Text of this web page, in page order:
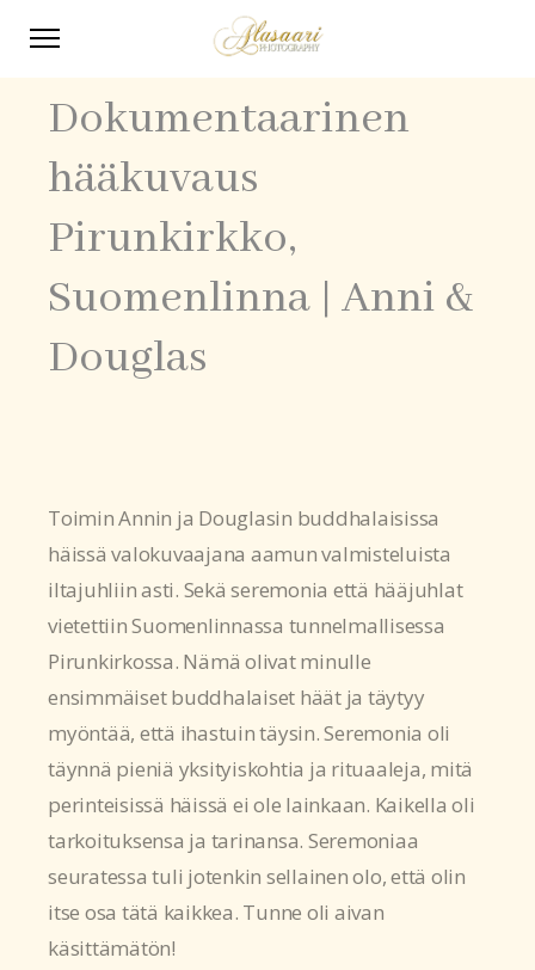
Dokumentaarinen
hääkuvaus
Pirunkirkko,
Suomenlinna | Anni &
Douglas
Toimin Annin ja Douglasin buddhalaisissa
häissä valokuvaajana aamun valmisteluista
iltajuhliin asti. Sekä seremonia että hääjuhlat
vietettiin Suomenlinnassa tunnelmallisessa
Pirunkirkossa. Nämä olivat minulle
ensimmäiset buddhalaiset häät ja täytyy
myöntää, että ihastuin täysin. Seremonia oli
täynnä pieniä yksityiskohtia ja rituaaleja, mitä
perinteisissä häissä ei ole lainkaan. Kaikella oli
tarkoituksensa ja tarinansa. Seremoniaa
seuratessa tuli jotenkin sellainen olo, että olin
itse osa tätä kaikkea. Tunne oli aivan
käsittämätön!